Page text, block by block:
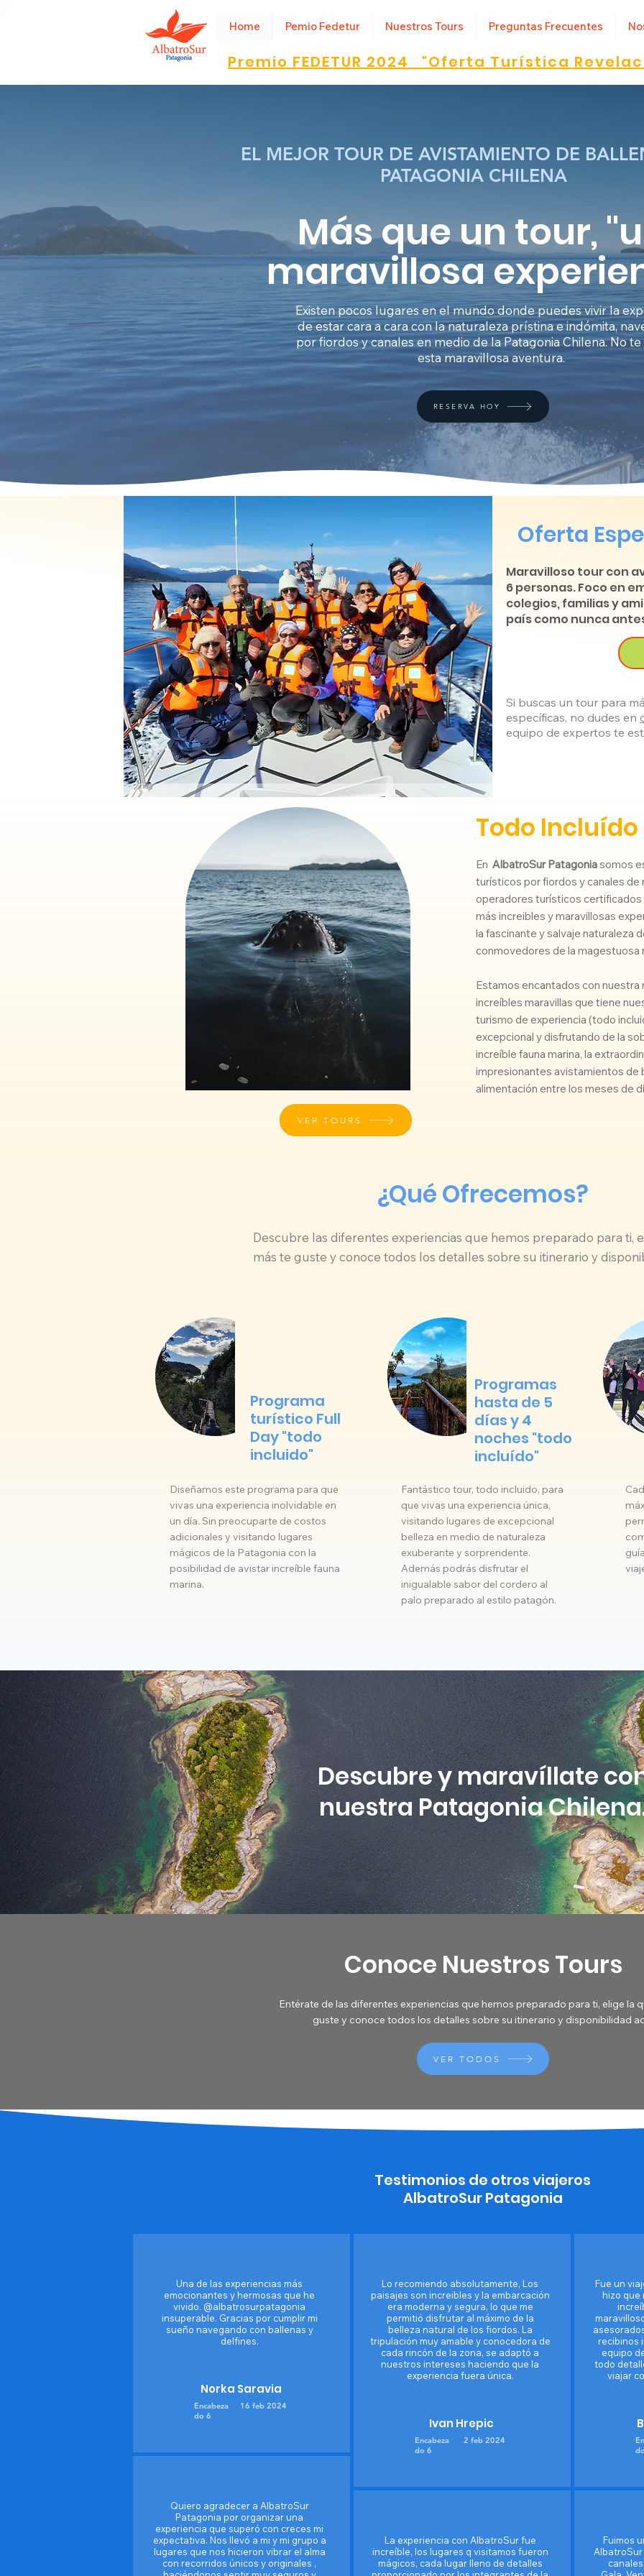
Home Pemio Fedetur Nuestros Tours Preguntas Frecuentes
Premio FEDETUR 2024 "Oferta Turística
EL MEJOR TOUR DE AVISTAMIENTO DE
PATAGONIA CHILENA
Más que un tour,
maravillosa
Existen pocos lugares en el mundo donde puedes vivir la
de estar cara a cara con la naturaleza prístina e indómita,
por fiordos y canales en medio de la Patagonia Chilena. No
esta maravillosa aventura.
RESERVA HOY
Oferta
Maravilloso tour con
6 personas. Foco en
colegios, familias y
país como nunca
Si buscas un tour para
específicas, no dudes en
equipo de expertos te
Todo Incluído
En AlbatroSur Patagoniasomos
turísticos por fiordos y canales
operadores turísticos certificados
más increibles y maravillosas
la fascinante y salvaje naturaleza
conmovedores de la magestuosa
Estamos encantados con nuestra
increíbles maravillas que tiene
turismo de experiencia (todo
excepcional y disfrutando de la
increíble fauna marina, la
impresionantes avistamientos de
alimentación entre los meses de
VER TOURS
¿Qué Ofrecemos?
Descubre las diferentes experiencias que hemos preparado para ti,
más te guste y conoce todos los detalles sobre su itinerario y
Programa
turístico Full
Day "todo
incluido"
Diseñamos este programa para que
vivas una experiencia inolvidable en
un día. Sin preocuparte de costos
adicionales y visitando lugares
mágicos de la Patagonia con la
posibilidad de avistar increíble fauna
marina.
Programas
hasta de 5
días y 4
noches "todo
incluído"
Fantástico tour, todo incluido, para
que vivas una experiencia única,
visitando lugares de excepcional
belleza en medio de naturaleza
exuberante y sorprendente.
Además podrás disfrutar el
inigualable sabor del cordero al
palo preparado al estilo patagón.
Descubre y maravíllate
nuestra Patagonia
Conoce Nuestros Tours
Entérate de las diferentes experiencias que hemos preparado para ti, elige la
guste y conoce todos los detalles sobre su itinerario y disponibilidad
VER TODOS
Testimonios de otros viajeros
AlbatroSur Patagonia
Una de las experiencias más
emocionantes y hermosas que he
vivido. @albatrosurpatagonia
insuperable. Gracias por cumplir mi
sueño navegando con ballenas y
delfines.
Norka Saravia
Encabeza
do 6
16 feb 2024
Quiero agradecer a AlbatroSur
Patagonia por organizar una
experiencia que superó con creces mi
expectativa. Nos llevó a mi y mi grupo a
lugares que nos hicieron vibrar el alma
con recorridos únicos y originales ,
Lo recomiendo absolutamente, Los
paisajes son increibles y la embarcación
era moderna y segura, lo que me
permitió disfrutar al máximo de la
belleza natural de los fiordos. La
tripulación muy amable y conocedora de
cada rincón de la zona, se adaptó a
nuestros intereses haciendo que la
experiencia fuera única.
Ivan Hrepic
Encabeza
do 6
2 feb 2024
La experiencia con AlbatroSur fue
increíble, los lugares q visitamos fueron
mágicos, cada lugar lleno de detalles
Fue un
hizo que
recibinos
equipo
todo
viajar
Fuimos